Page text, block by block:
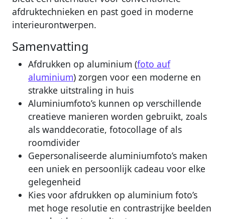
afdruktechnieken en past goed in moderne
interieurontwerpen.
Samenvatting
Afdrukken op aluminium (foto auf
aluminium) zorgen voor een moderne en
strakke uitstraling in huis
Aluminiumfoto’s kunnen op verschillende
creatieve manieren worden gebruikt, zoals
als wanddecoratie, fotocollage of als
roomdivider
Gepersonaliseerde aluminiumfoto’s maken
een uniek en persoonlijk cadeau voor elke
gelegenheid
Kies voor afdrukken op aluminium foto’s
met hoge resolutie en contrastrijke beelden